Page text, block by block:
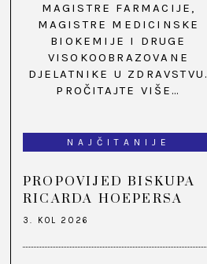
MAGISTRE FARMACIJE,
MAGISTRE MEDICINSKE
BIOKEMIJE I DRUGE
VISOKOOBRAZOVANE
DJELATNIKE U ZDRAVSTVU.
PROČITAJTE VIŠE…
NAJČITANIJE
PROPOVIJED BISKUPA
RICARDA HOEPERSA
3. KOL 2026